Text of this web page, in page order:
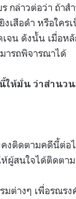
กล่าวต่อว่า ถ้า
เสือดำ หรือใค
น ดังนั้น เมื่อหลั
ารถพิจารณาได้
ให้มั่น ว่าสำนว
งติดตามคดีนี้ต่อ
ห้ผู้สนใจได้ติดต
ต่างๆ เพื่อรณร